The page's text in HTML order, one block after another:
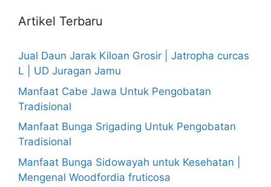
Artikel Terbaru
Jual Daun Jarak Kiloan Grosir | Jatropha curcas
L | UD Juragan Jamu
Manfaat Cabe Jawa Untuk Pengobatan
Tradisional
Manfaat Bunga Srigading Untuk Pengobatan
Tradisional
Manfaat Bunga Sidowayah untuk Kesehatan |
Mengenal Woodfordia fruticosa